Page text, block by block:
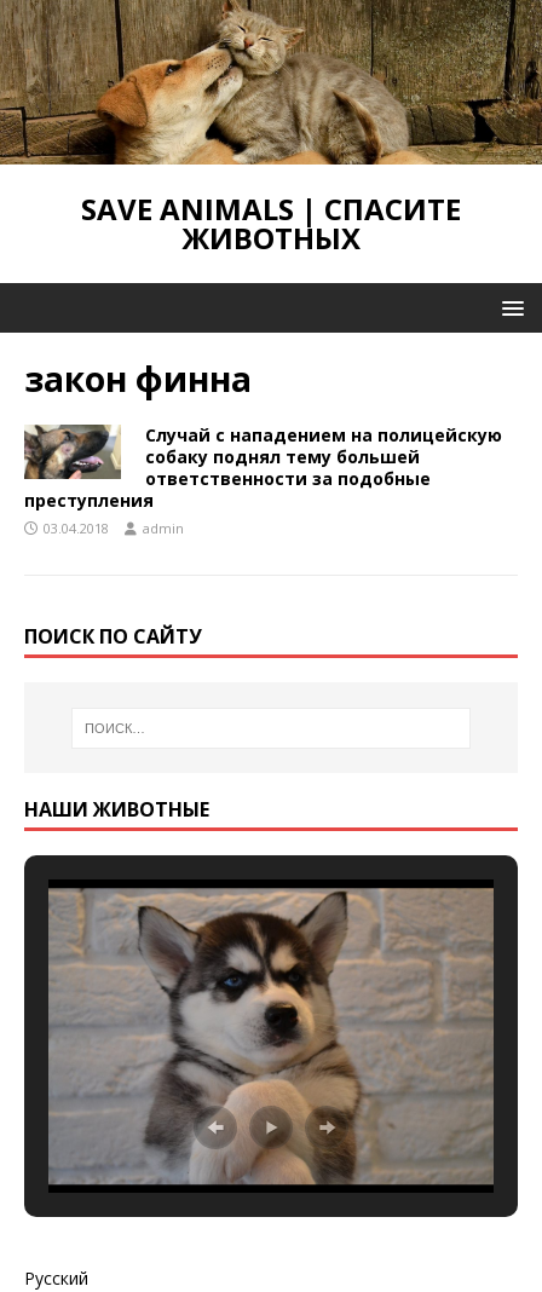
SAVE ANIMALS | СПАСИТЕ
ЖИВОТНЫХ
закон финна
Случай с нападением на полицейскую
собаку поднял тему большей
ответственности за подобные
преступления
03.04.2018 admin
ПОИСК ПО САЙТУ
НАШИ ЖИВОТНЫЕ
Русский